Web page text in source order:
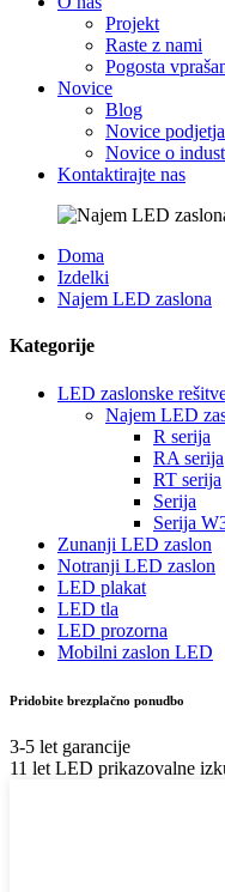
Projekt
Raste z nami
Pogosta
Novice
Blog
Novice podjetja
Novice o
Kontaktirajte nas
Doma
Izdelki
Najem LED zaslona
Kategorije
LED zaslonske
Najem LED
R serija
RA serija
RT serija
Serija
Serija
Zunanji LED zaslon
Notranji LED zaslon
LED plakat
LED tla
LED prozorna
Mobilni zaslon LED
Pridobite brezplačno ponudbo
3-5 let garancije
11 let LED prikazovalne